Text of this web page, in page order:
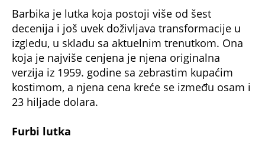
Barbika je lutka koja postoji više od šest
decenija i još uvek doživljava transformacije u
izgledu, u skladu sa aktuelnim trenutkom. Ona
koja je najviše cenjena je njena originalna
verzija iz 1959. godine sa zebrastim kupaćim
kostimom, a njena cena kreće se između osam i
23 hiljade dolara.
Furbi lutka